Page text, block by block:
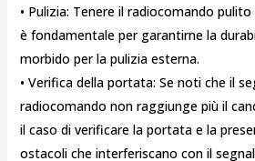
• Pulizia: Tenere il radiocomando
è fondamentale per garantirne la
morbido per la pulizia esterna.
• Verifica della portata: Se noti che il
radiocomando non raggiunge più il
il caso di verificare la portata e la
ostacoli che interferiscano con il